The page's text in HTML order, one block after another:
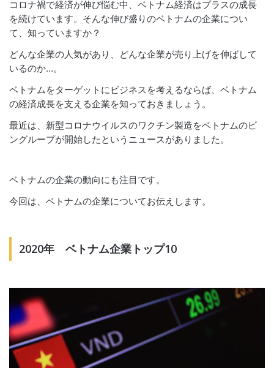
コロナ禍で経済が伸び悩む中、ベトナム経済はプラスの成長
を続けています。そんな伸び盛りのベトナムの企業につい
て、知っていますか？
どんな企業の人気があり、どんな企業が売り上げを伸ばして
いるのか…。
ベトナムをターゲットにビジネスを考えるならば、ベトナム
の経済成長を支える企業を知っておきましょう。
最近は、新型コロナウイルスのワクチン製造をベトナムのビ
ングループが開始したというニュースがありました。
ベトナムの企業の動向にも注目です。
今回は、ベトナムの企業についてお伝えします。
2020年 ベトナム企業トップ10